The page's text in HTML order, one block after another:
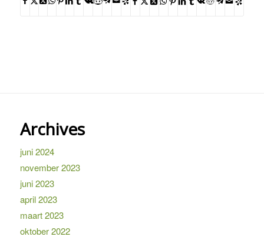
Archives
juni 2024
november 2023
juni 2023
april 2023
maart 2023
oktober 2022